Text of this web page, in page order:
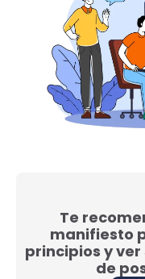
Te
manifiesto
principios y
de